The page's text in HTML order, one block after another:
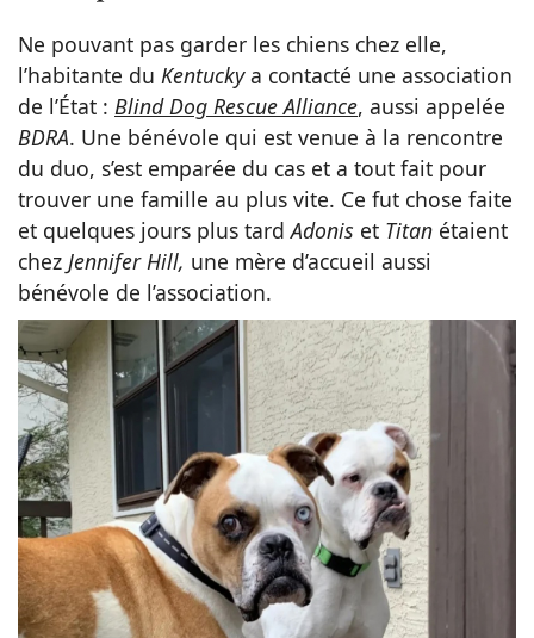
Ne pouvant pas garder les chiens chez elle,
l’habitante du Kentuckya contacté une association
de l’État : Blind Dog Rescue Alliance, aussi appelée
BDRA. Une bénévole qui est venue à la rencontre
du duo, s’est emparée du cas et a tout fait pour
trouver une famille au plus vite. Ce fut chose faite
et quelques jours plus tardAdonis et Titan étaient
chez Jennifer Hill, une mère d’accueil aussi
bénévole de l’association.